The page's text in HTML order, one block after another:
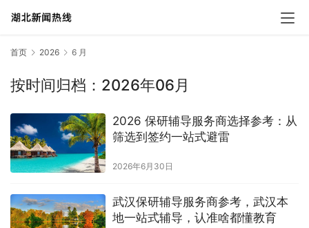
首页 2026 6 月
按时间归档：2026年06月
2026 保研辅导服务商选择参考：从
筛选到签约一站式避雷
2026年6月30日
武汉保研辅导服务商参考，武汉本
地一站式辅导，认准啥都懂教育